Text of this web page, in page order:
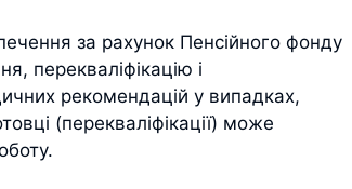
за рахунок Пенсійного фонду
перекваліфікацію і
рекомендацій у випадках,
(перекваліфікації) може